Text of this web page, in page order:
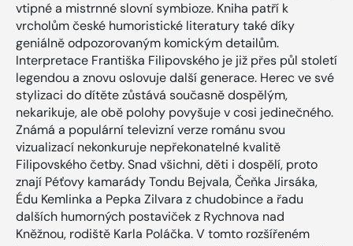
vtipné a mistrnné slovní symbioze. Kniha patří k
vrcholům české humoristické literatury také díky
geniálně odpozorovaným komickým detailům.
Interpretace Františka Filipovského je již přes půl století
legendou a znovu oslovuje další generace. Herec ve své
stylizaci do dítěte zůstává současně dospělým,
nekarikuje, ale obě polohy povyšuje v cosi jedinečného.
Známá a populární televizní verze románu svou
vizualizací nekonkuruje nepřekonatelné kvalitě
Filipovského četby. Snad všichni, děti i dospělí, proto
znají Péťovy kamarády Tondu Bejvala, Čeňka Jirsáka,
Édu Kemlinka a Pepka Zilvara z chudobince a řadu
dalších humorných postaviček z Rychnova nad
Kněžnou, rodiště Karla Poláčka. V tomto rozšířeném